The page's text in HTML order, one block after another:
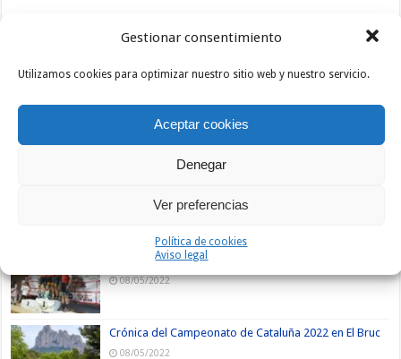
Gestionar consentimiento
Utilizamos cookies para optimizar nuestro sitio web y nuestro servicio.
Aceptar cookies
Denegar
Ver preferencias
Política de cookies
Aviso legal
14/05/2022
Sprint masivo en Fuencaliente
08/05/2022
Crónica del Campeonato de Cataluña 2022 en El Bruc
08/05/2022